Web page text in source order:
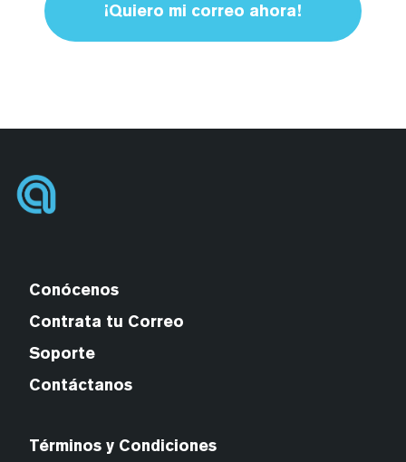
¡Quiero mi correo ahora!
Conócenos
Contrata tu Correo
Soporte
Contáctanos
Términos y Condiciones